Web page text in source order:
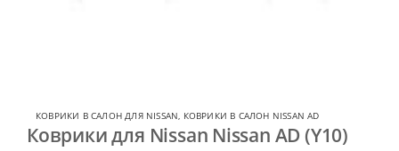
КОВРИКИ В САЛОН ДЛЯ NISSAN, КОВРИКИ В САЛОН NISSAN AD
Коврики для Nissan Nissan AD (Y10)